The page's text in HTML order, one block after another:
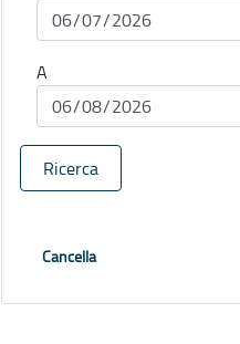
A
Ricerca
Cancella